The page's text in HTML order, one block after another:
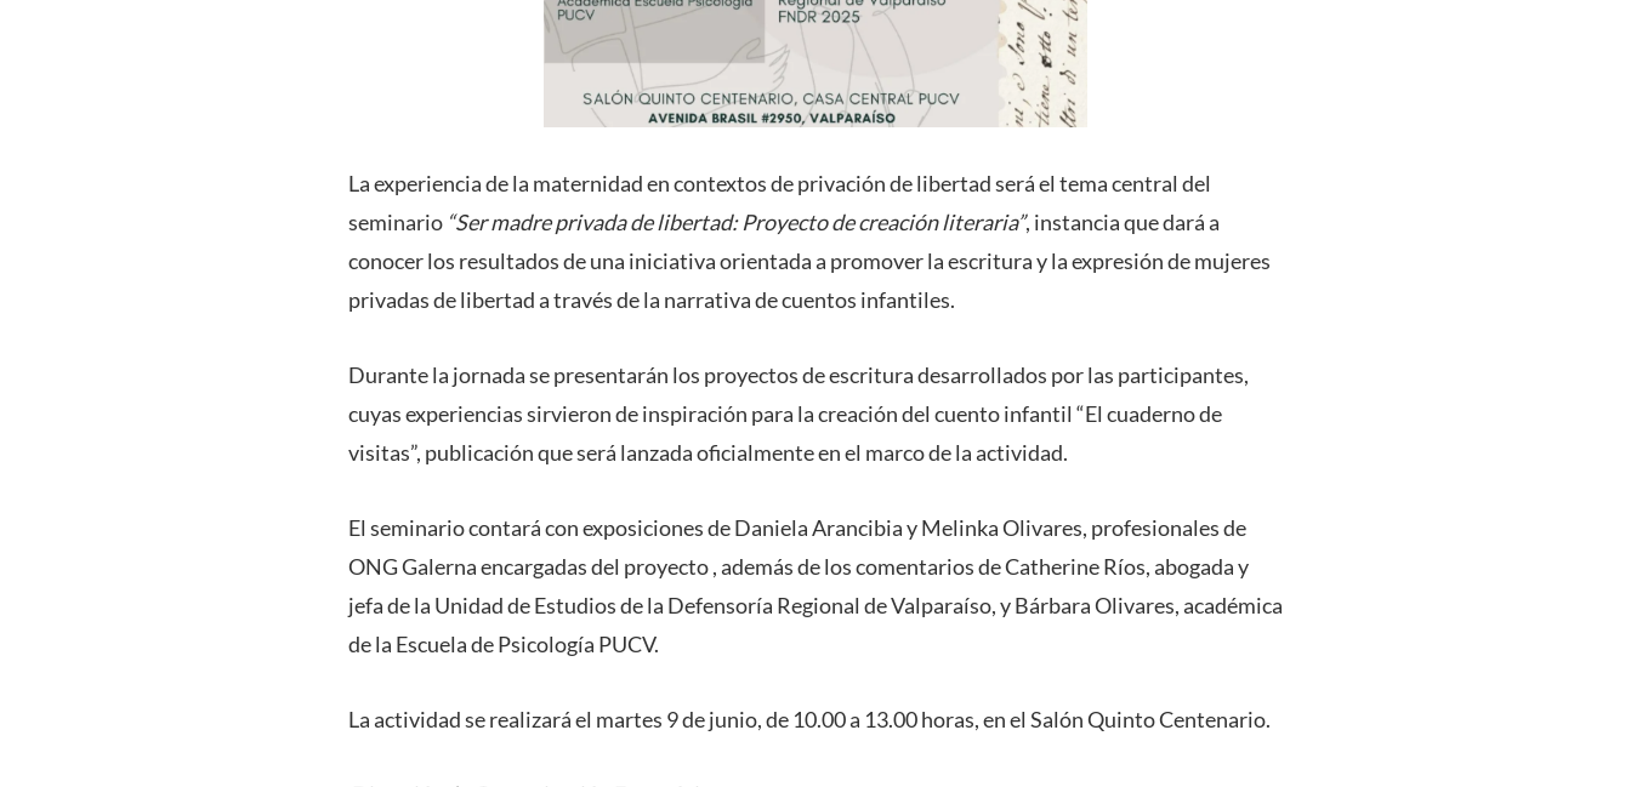
La experiencia de la maternidad en contextos de privación de libertad será el tema central del
seminario “Ser madre privada de libertad: Proyecto de creación literaria”, instancia que dará a
conocer los resultados de una iniciativa orientada a promover la escritura y la expresión de mujeres
privadas de libertad a través de la narrativa de cuentos infantiles.
Durante la jornada se presentarán los proyectos de escritura desarrollados por las participantes,
cuyas experiencias sirvieron de inspiración para la creación del cuento infantil “El cuaderno de
visitas”, publicación que será lanzada oficialmente en el marco de la actividad.
El seminario contará con exposiciones de Daniela Arancibia y Melinka Olivares, profesionales de
ONG Galerna encargadas del proyecto, además de los comentarios de Catherine Ríos, abogada y
jefa de la Unidad de Estudios de la Defensoría Regional de Valparaíso, y Bárbara Olivares, académica
de la Escuela de Psicología PUCV.
La actividad se realizará el martes 9 de junio, de 10.00 a 13.00 horas, en el Salón Quinto Centenario.